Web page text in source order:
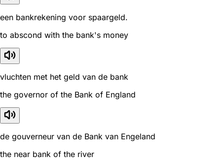
een bankrekening voor spaargeld.
to abscond with the bank's money
vluchten met het geld van de bank
the governor of the Bank of England
de gouverneur van de Bank van Engeland
the near bank of the river